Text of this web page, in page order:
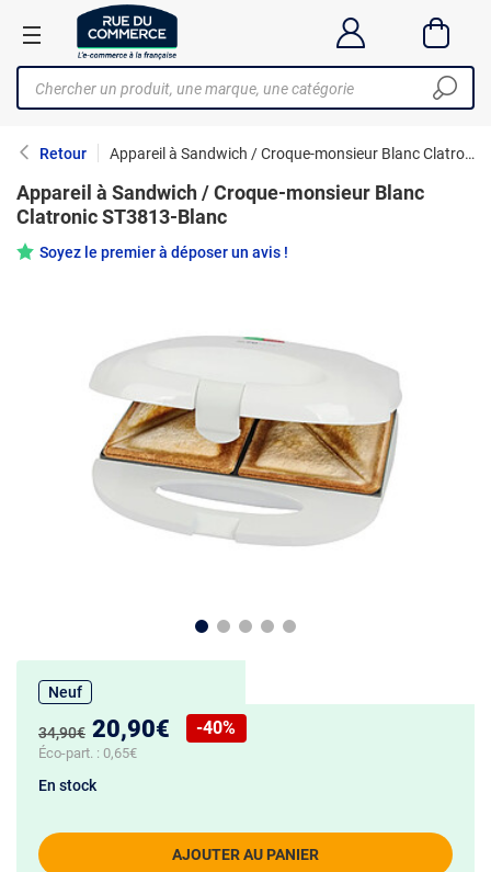
Retour Appareil à Sandwich / Croque-monsieur Blanc Clatronic ST3813-Blanc
Appareil à Sandwich / Croque-monsieur Blanc
Clatronic ST3813-Blanc
Soyez le premier à déposer un avis !
Neuf
Ancien prix :
34,90€ Nouveau prix :
20,90€
Réduction de :
-40%
Éco-part. : 0,65€
AJOUTER AU PANIER
En stock